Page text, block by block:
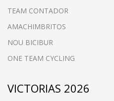
TEAM CONTADOR
AMACHIMBRITOS
NOU BICIBUR
ONE TEAM CYCLING
VICTORIAS 2026